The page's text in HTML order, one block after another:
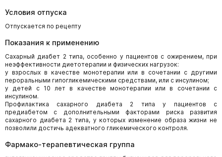
Условия отпуска
Отпускается по рецепту
Показания к применению
Сахарный диабет 2 типа, особенно у пациентов с ожирением, при
неэффективности диетотерапии и физических нагрузок:
у взрослых в качестве монотерапии или в сочетании с другими
пероральными гипогликемическими средствами, или с инсулином;
у детей с 10 лет в качестве монотерапии или в сочетании с
инсулином.
Профилактика сахарного диабета 2 типа у пациентов с
предиабетом с дополнительными факторами риска развития
сахарного диабета 2 типа, у которых изменение образа жизни не
позволили достичь адекватного гликемического контроля.
Фармако-терапевтическая группа